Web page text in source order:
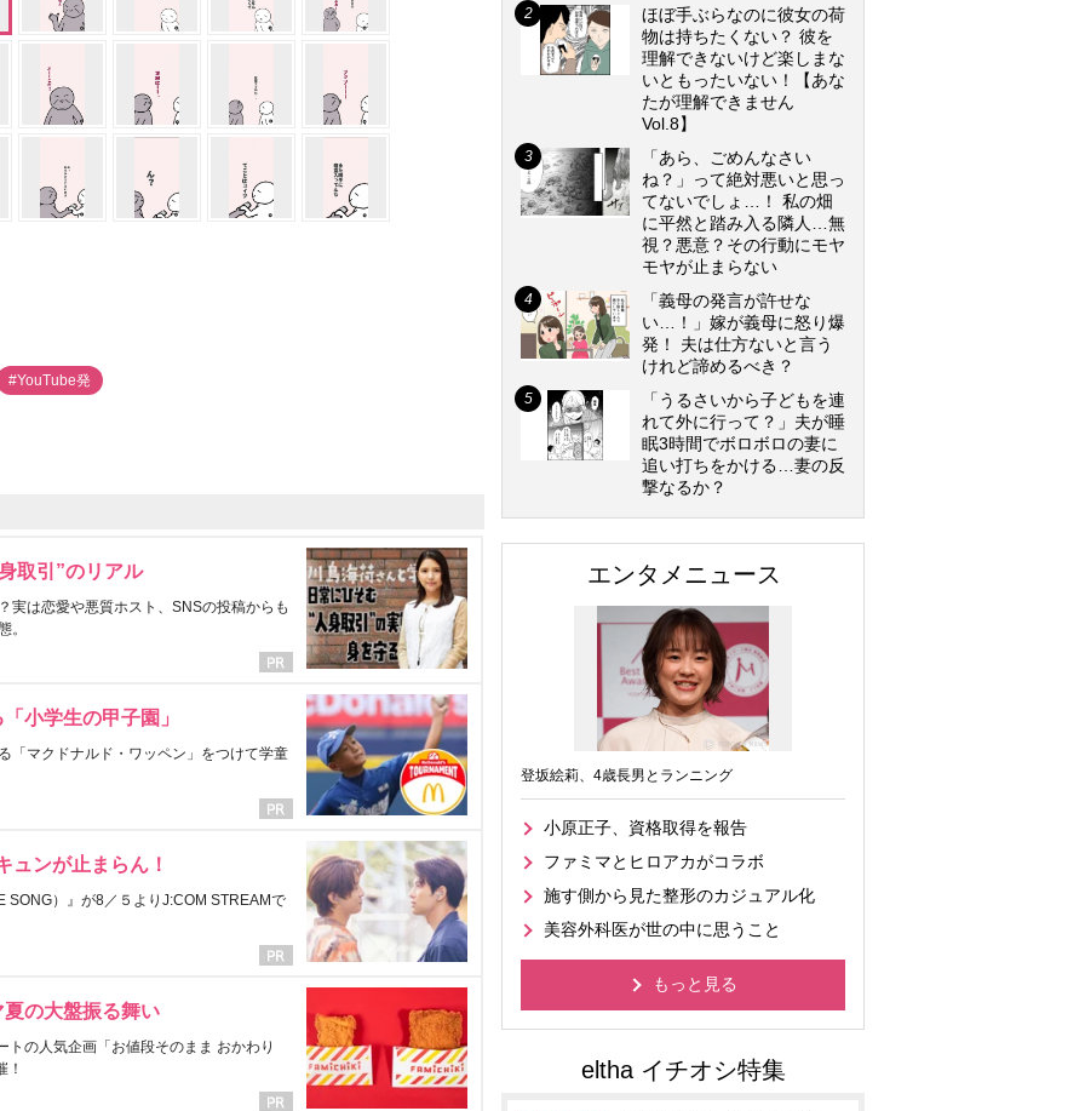
#YouTube発
取引”のリアル
実は恋愛や悪質ホスト、SNSの投稿からも
。
小学生の甲子園」
「マクドナルド・ワッペン」をつけて学童
ュンが止まらん！
SONG）』が8／５よりJ:COM STREAMで
の大盤振る舞い
の人気企画「お値段そのまま おかわり
！
ほぼ手ぶらなのに彼女の荷
物は持ちたくない？ 彼を
理解できないけど楽しまな
いともったいない！【あな
たが理解できません
Vol.8】
「あら、ごめんなさい
ね？」って絶対悪いと思っ
てないでしょ…！ 私の畑
に平然と踏み入る隣人…無
視？悪意？その行動にモヤ
モヤが止まらない
「義母の発言が許せな
い…！」嫁が義母に怒り爆
発！ 夫は仕方ないと言う
けれど諦めるべき？
「うるさいから子どもを連
れて外に行って？」夫が睡
眠3時間でボロボロの妻に
追い打ちをかける…妻の反
撃なるか？
エンタメニュース
登坂絵莉、4歳長男とランニング
小原正子、資格取得を報告
ファミマとヒロアカがコラボ
施す側から見た整形のカジュアル化
美容外科医が世の中に思うこと
もっと見る